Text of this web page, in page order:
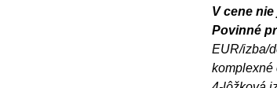
V cene
Povinné
EUR/izba/
komplexné